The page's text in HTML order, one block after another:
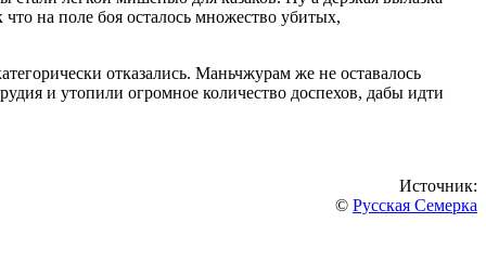
на поле боя осталось множество убитых,
отказались. Маньчжурам же не оставалось
и утопили огромное количество доспехов, дабы идти
Источник:
© Русская Семерка